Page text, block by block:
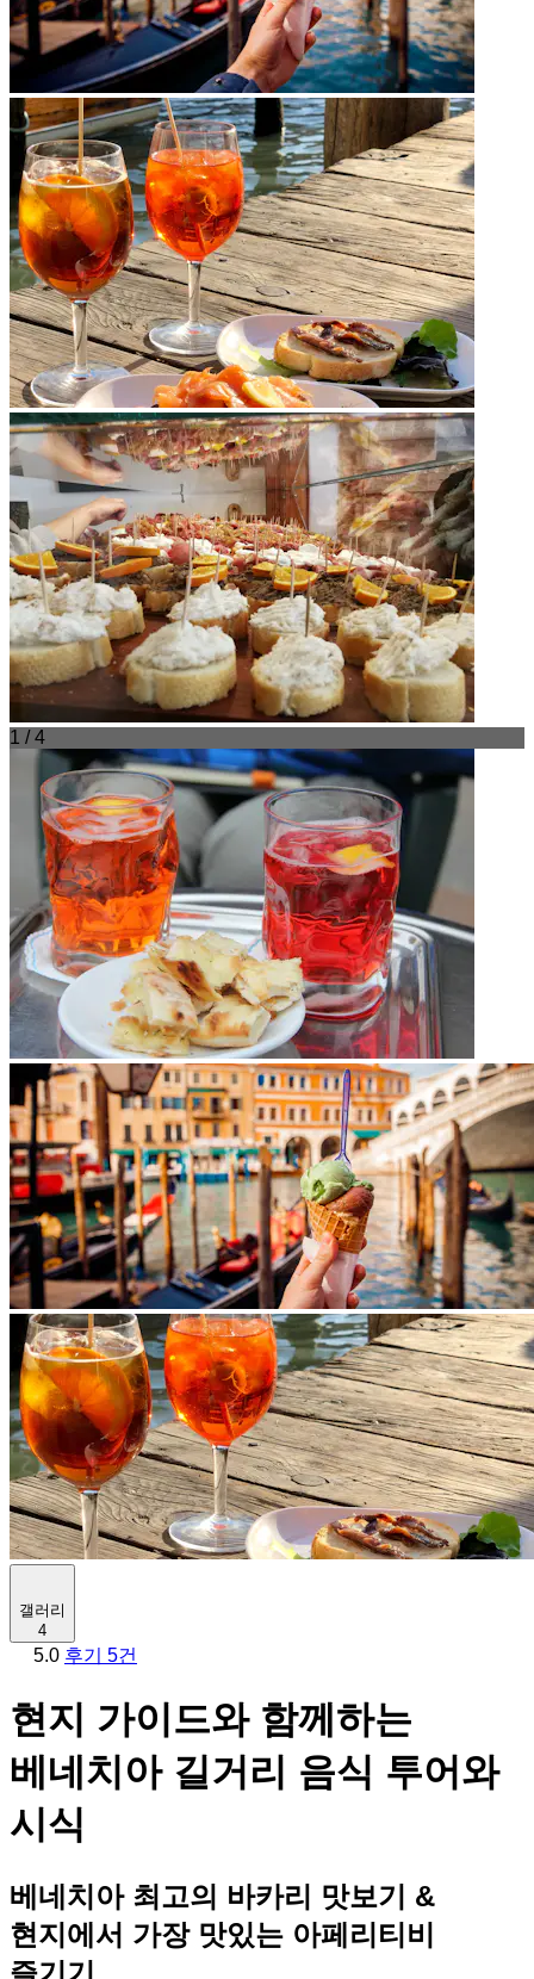
1 / 4
갤러리
4
5.0 후기 5건
현지 가이드와 함께하는
베네치아 길거리 음식 투어와
시식
베네치아 최고의 바카리 맛보기 &
현지에서 가장 맛있는 아페리티비
즐기기